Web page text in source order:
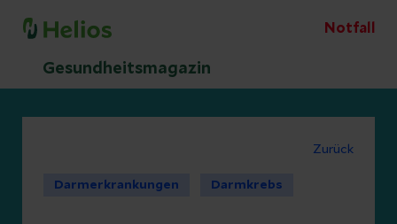
Notfall
Gesundheitsmagazin
Zurück
Darmerkrankungen Darmkrebs